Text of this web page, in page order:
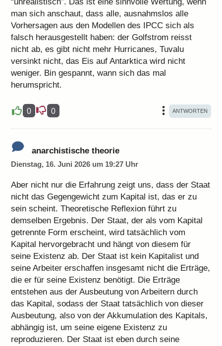
man sich anschaut, dass alle, ausnahmslos alle
Vorhersagen aus den Modellen des IPCC sich als
falsch herausgestellt haben: der Golfstrom reisst
nicht ab, es gibt nicht mehr Hurricanes, Tuvalu
versinkt nicht, das Eis auf Antarktica wird nicht
weniger. Bin gespannt, wann sich das mal
herumspricht.
0 0
anarchistische theorie
Dienstag, 16. Juni 2026 um 19:27 Uhr
Aber nicht nur die Erfahrung zeigt uns, dass der Staat
nicht das Gegengewicht zum Kapital ist, das er zu
sein scheint. Theoretische Reflexion führt zu
demselben Ergebnis. Der Staat, der als vom Kapital
getrennte Form erscheint, wird tatsächlich vom
Kapital hervorgebracht und hängt von diesem für
seine Existenz ab. Der Staat ist kein Kapitalist und
seine Arbeiter erschaffen insgesamt nicht die Erträge,
die er für seine Existenz benötigt. Die Erträge
entstehen aus der Ausbeutung von Arbeitern durch
das Kapital, sodass der Staat tatsächlich von dieser
Ausbeutung, also von der Akkumulation des Kapitals,
abhängig ist, um seine eigene Existenz zu
reproduzieren. Der Staat ist eben durch seine